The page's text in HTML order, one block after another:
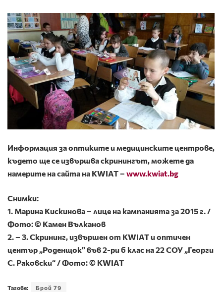
Информация за оптиките и медицинските центрове,
където ще се извършва скринингът, можете да
намерите на сайта на KWIAT – www.kwiat.bg
Снимки:
1. Марина Кискинова – лице на кампанията за 2015 г. /
Фото: © Камен Вълканов
2. – 3. Скрининг, извършен от KWIAT и оптичен
център „Роденщок” във 2-ри б клас на 22 СОУ „Георги
С. Раковски“ / Фото: © KWIAT
Тагове: Брой 79